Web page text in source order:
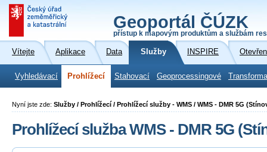
Geoportál ČÚZK
přístup k mapovým produktům a službám
Vítejte Aplikace Data Služby INSPIRE
Vyhledávací Prohlížecí Stahovací Geoprocessingové
Nyní jste zde: Služby / Prohlížecí / Prohlížecí služby - WMS / WMS - DMR 5G
Prohlížecí služba WMS - DMR 5G